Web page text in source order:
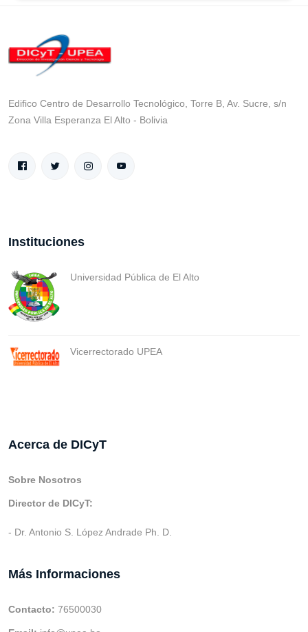
Edifico Centro de Desarrollo Tecnológico, Torre B, Av. Sucre, s/n
Zona Villa Esperanza El Alto - Bolivia
Instituciones
Universidad Pública de El Alto
Vicerrectorado UPEA
Acerca de DICyT
Sobre Nosotros
Director de DICyT:
- Dr. Antonio S. López Andrade Ph. D.
Más Informaciones
Contacto: 76500030